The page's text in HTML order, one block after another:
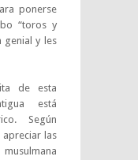
ponerse
“toros y
genial y les
de esta
está
Según
las